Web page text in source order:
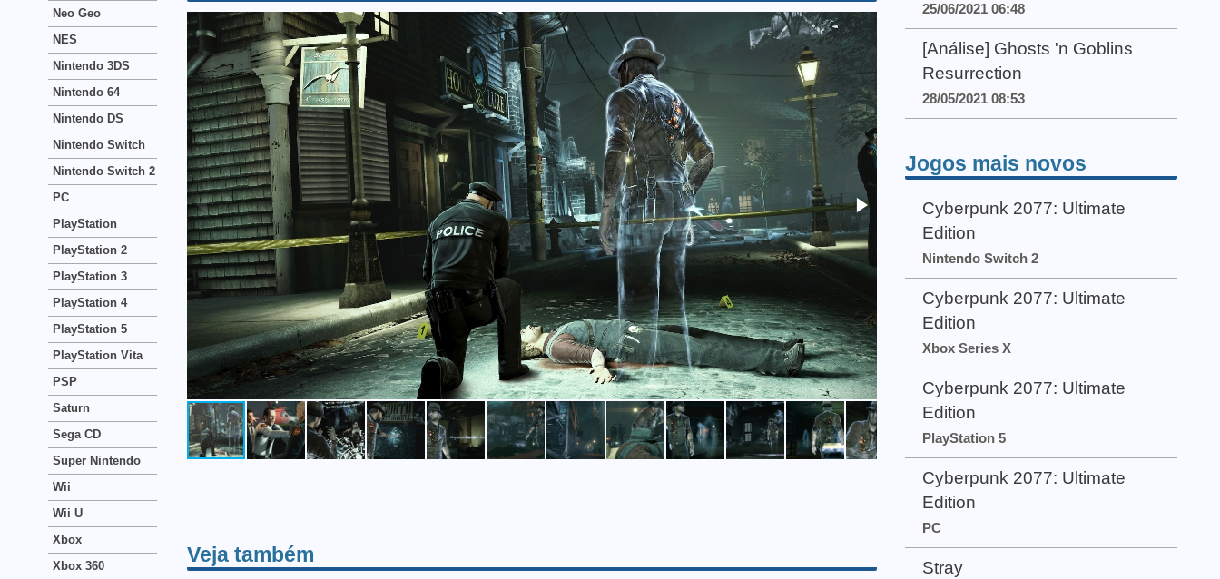
Veja também
Neo Geo
NES
Nintendo 3DS
Nintendo 64
Nintendo DS
Nintendo Switch
Nintendo Switch 2
PC
PlayStation
PlayStation 2
PlayStation 3
PlayStation 4
PlayStation 5
PlayStation Vita
PSP
Saturn
Sega CD
Super Nintendo
Wii
Wii U
Xbox
Xbox 360
25/06/2021 06:48
[Análise] Ghosts 'n Goblins
Resurrection
28/05/2021 08:53
Jogos mais novos
Cyberpunk 2077: Ultimate
Edition
Nintendo Switch 2
Cyberpunk 2077: Ultimate
Edition
Xbox Series X
Cyberpunk 2077: Ultimate
Edition
PlayStation 5
Cyberpunk 2077: Ultimate
Edition
PC
Stray